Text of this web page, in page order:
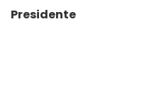
Presidente